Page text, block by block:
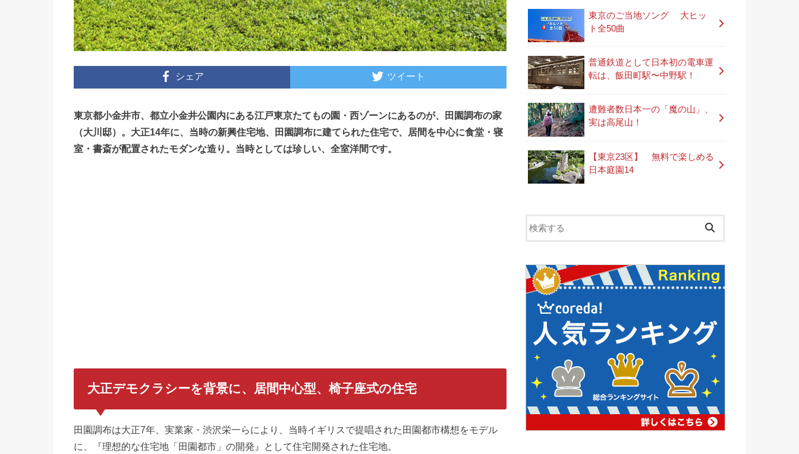
シェア ツイート
東京都小金井市、都立小金井公園内にある江戸東京たてもの園・西ゾーンにあるのが、田園調布の家
（大川邸）。大正14年に、当時の新興住宅地、田園調布に建てられた住宅で、居間を中心に食堂・寝
室・書斎が配置されたモダンな造り。当時としては珍しい、全室洋間です。
大正デモクラシーを背景に、居間中心型、椅子座式の住宅
田園調布は大正7年、実業家・渋沢栄一らにより、当時イギリスで提唱された田園都市構想をモデル
に、『理想的な住宅地「田園都市」の開発』として住宅開発された住宅地。
東京のご当地ソング 大ヒッ
ト全50曲
普通鉄道として日本初の電車運
転は、飯田町駅〜中野駅！
遭難者数日本一の「魔の山」、
実は高尾山！
【東京23区】 無料で楽しめる
日本庭園14